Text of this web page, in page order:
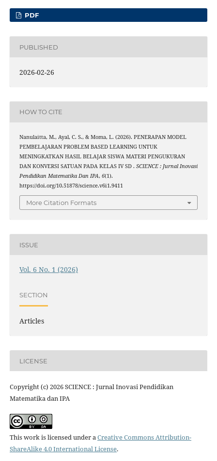
PDF
PUBLISHED
2026-02-26
HOW TO CITE
Nanulaitta, M., Ayal, C. S., & Moma, L. (2026). PENERAPAN MODEL
PEMBELAJARAN PROBLEM BASED LEARNING UNTUK
MENINGKATKAN HASIL BELAJAR SISWA MATERI PENGUKURAN
DAN KONVERSI SATUAN PADA KELAS IV SD . SCIENCE : Jurnal Inovasi
Pendidikan Matematika Dan IPA, 6(1).
https://doi.org/10.51878/science.v6i1.9411
More Citation Formats
ISSUE
Vol. 6 No. 1 (2026)
SECTION
Articles
LICENSE
Copyright (c) 2026 SCIENCE : Jurnal Inovasi Pendidikan
Matematika dan IPA
This work is licensed under aCreative Commons Attribution-
ShareAlike 4.0 International License.